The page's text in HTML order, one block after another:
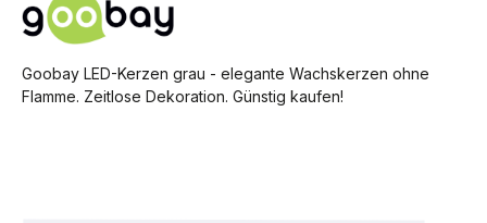
Goobay LED-Kerzen grau - elegante Wachskerzen ohne
Flamme. Zeitlose Dekoration. Günstig kaufen!